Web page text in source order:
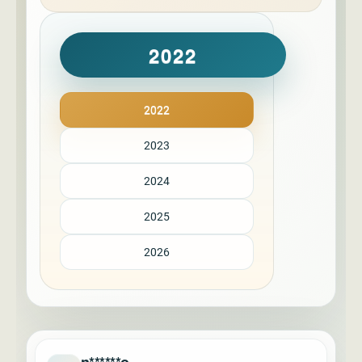
2022
2022
2023
2024
2025
2026